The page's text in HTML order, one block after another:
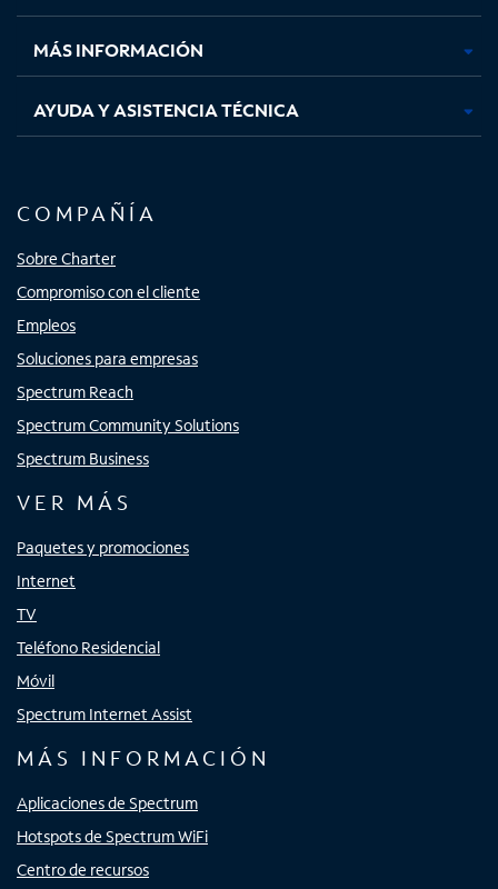
nuevanuevanuevanueva
MÁS INFORMACIÓN
AYUDA Y ASISTENCIA TÉCNICA
COMPAÑÍA
Sobre Charter
Compromiso con el cliente
Empleos
Soluciones para empresas
Spectrum Reach
Spectrum Community Solutions
Spectrum Business
VER MÁS
Paquetes y promociones
Internet
TV
Teléfono Residencial
Móvil
Spectrum Internet Assist
MÁS INFORMACIÓN
Aplicaciones de Spectrum
Hotspots de Spectrum WiFi
Centro de recursos